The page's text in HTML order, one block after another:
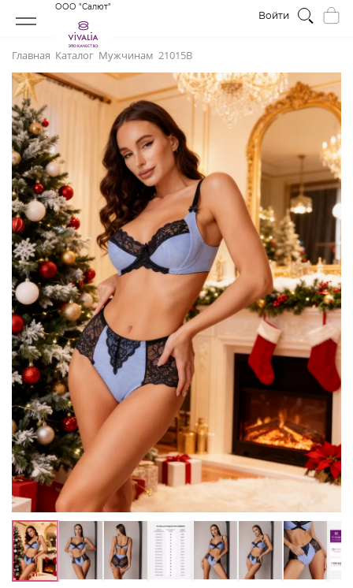
ООО "Салют"
Войти
Главная Каталог Мужчинам 21015В